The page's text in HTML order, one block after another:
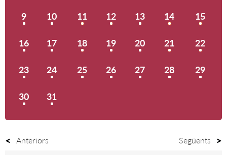
9 10 11 12 13 14 15
16 17 18 19 20 21 22
23 24 25 26 27 28 29
30 31
Anteriors Següents